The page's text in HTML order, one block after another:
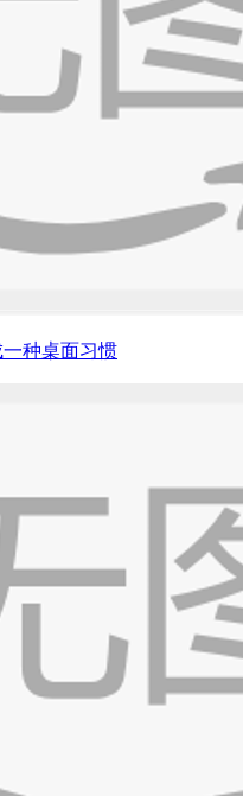
种桌面习惯